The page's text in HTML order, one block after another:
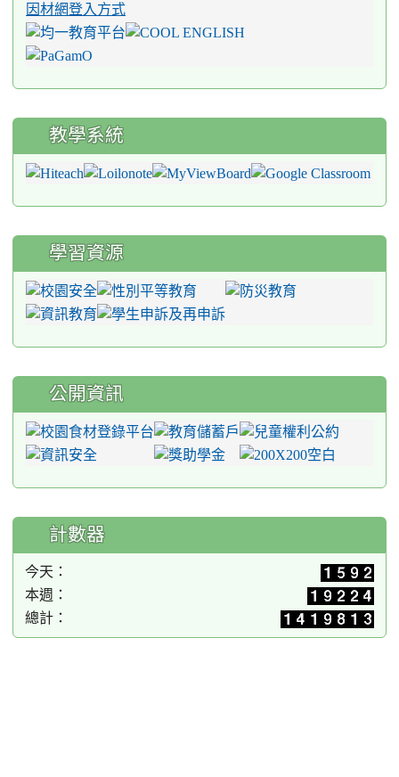
因材網登入方式
教學系統
學習資源
公開資訊
計數器
今天：
本週：
總計：